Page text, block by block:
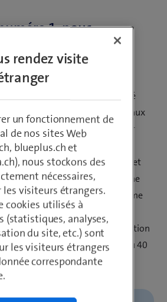
1, nous
les gens dans le monde
50 étudiants ont commencé
et dans notre centre DevOps aux
Certains ont déjà terminé leur
plus que satisfaits d'avoir pu
pour la plupart des équipes et
traduit par un taux d'embauche
depuis le début du programme
créer un vivier de
à notre demande en fonction
nous proposons à nouveau 40
cette année.
rendez visite
un fonctionnement de
de nos sites Web
blueplus.ch et
nous stockons des
nécessaires,
visiteurs étrangers.
cookies utilisés à
(statistiques, analyses,
du site, etc.) sont
les visiteurs étrangers
correspondante